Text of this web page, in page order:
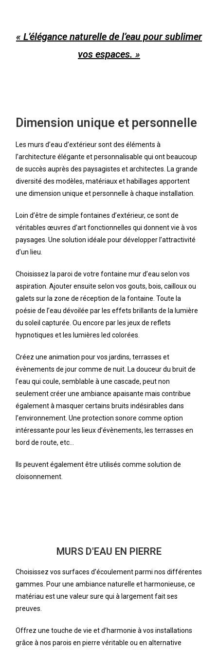
« L’élégance naturelle de l’eau pour sublimer
vos espaces. »
Dimension unique et personnelle
Les murs d’eau d’extérieur sont des éléments à
l’architecture élégante et personnalisable qui ont beaucoup
de succès auprès des paysagistes et architectes. La grande
diversité des modèles, matériaux et habillages apportent
une dimension unique et personnelle à chaque installation.
Loin d’être de simple fontaines d’extérieur, ce sont de
véritables œuvres d’art fonctionnelles qui donnent vie à vos
paysages. Une solution idéale pour développer l’attractivité
d’un lieu.
Choisissez la paroi de votre fontaine mur d’eau selon vos
aspiration. Ajouter ensuite selon vos gouts, bois, cailloux ou
galets sur la zone de réception de la fontaine. Toute la
poésie de l’eau dévoilée par les effets brillants de la lumière
du soleil capturée. Ou encore par les jeux de reflets
hypnotiques et les lumières led colorées.
Créez une animation pour vos jardins, terrasses et
évènements de jour comme de nuit. La douceur du bruit de
l’eau qui coule, semblable à une cascade, peut non
seulement créer une ambiance apaisante mais contribue
également à masquer certains bruits indésirables dans
l’environnement. Une protection sonore comme option
intéressante pour les lieux d’évènements, les terrasses en
bord de route, etc…
Ils peuvent également être utilisés comme solution de
cloisonnement.
MURS D'EAU EN PIERRE
Choisissez vos surfaces d’écoulement parmi nos différentes
gammes. Pour une ambiance naturelle et harmonieuse, ce
matériau est une valeur sure qui à largement fait ses
preuves.
Offrez une touche de vie et d’harmonie à vos installations
grâce à nos parois en pierre véritable ou en alternative